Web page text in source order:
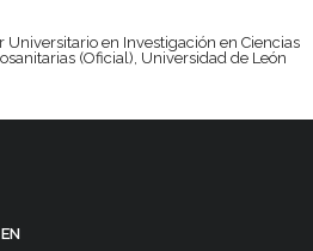
Universitario en Investigación en Ciencias
(Oficial), Universidad de León